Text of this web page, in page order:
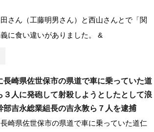
さん（工藤明男さん）と西山さんとで「関
に食い違いがありました。 &
長崎県佐世保市の県道で車に乗っていた道
３人に発砲して射殺しようとしたとして浪
部吉永総業組長の吉永敦ら７人を逮捕
崎県佐世保市の県道で車に乗っていた道仁